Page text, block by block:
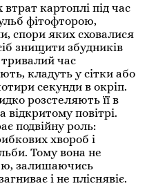
картоплі під час
фітофторою,
спори яких сховалися
знищити збудників
час
кладуть у сітки або
секунди в окріп.
розстеляють її в
повітрі.
подвійну роль:
хвороб і
Тому вона не
залишаючись
і не пліснявіє.